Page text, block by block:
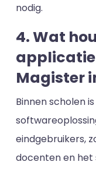
nodig.
4. Wat
Magister
Binnen scholen
eindgebruikers,
docenten en het